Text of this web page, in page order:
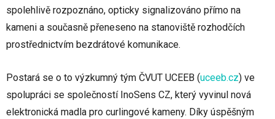
spolehlivě rozpoznáno, opticky signalizováno přímo na
kameni a současně přeneseno na stanoviště rozhodčích
prostřednictvím bezdrátové komunikace.
Postará se o to výzkumný tým ČVUT UCEEB (uceeb.cz) ve
spolupráci se společností InoSens CZ, který vyvinul nová
elektronická madla pro curlingové kameny. Díky úspěšným